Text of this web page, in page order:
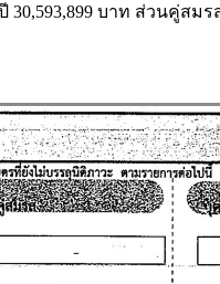
บาท ส่วนคู่สมร